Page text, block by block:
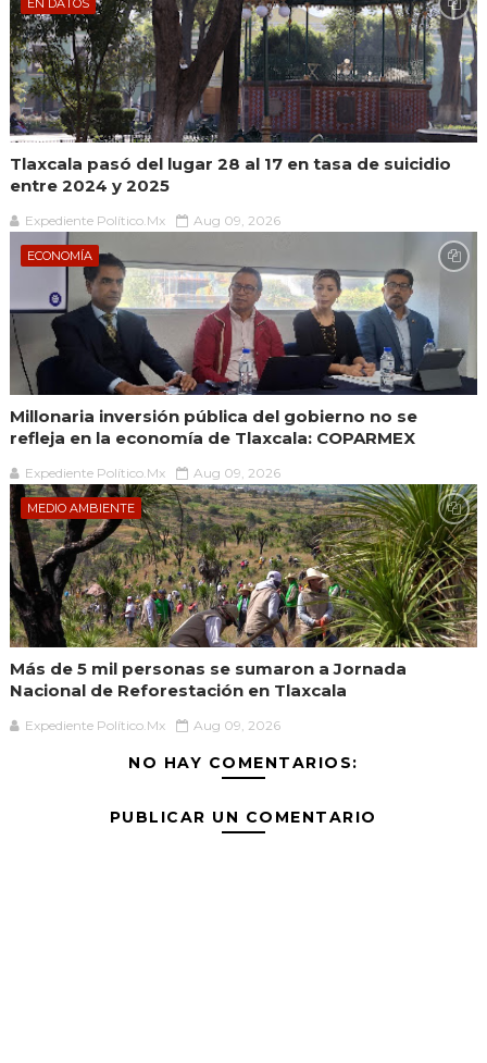
Tlaxcala pasó del lugar 28 al 17 en tasa de suicidio
entre 2024 y 2025
Expediente Político.Mx Aug 09, 2026
ECONOMÍA
Millonaria inversión pública del gobierno no se
refleja en la economía de Tlaxcala: COPARMEX
Expediente Político.Mx Aug 09, 2026
MEDIO AMBIENTE
Más de 5 mil personas se sumaron a Jornada
Nacional de Reforestación en Tlaxcala
Expediente Político.Mx Aug 09, 2026
NO HAY COMENTARIOS:
PUBLICAR UN COMENTARIO